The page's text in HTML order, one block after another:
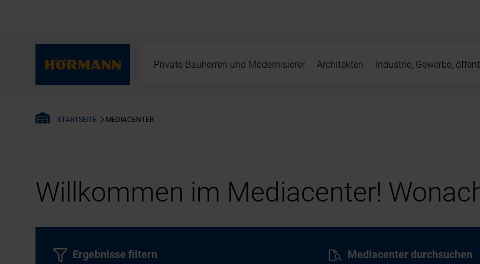
Private Bauherren und Modernisierer Architekten Industrie, Gewerbe,
STARTSEITE MEDIACENTER
Willkommen im Mediacenter!
Mediacenter durchsuchen
Ergebnisse filtern